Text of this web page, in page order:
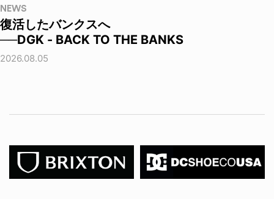
NEWS
復活したバンクスへ
──DGK - BACK TO THE BANKS
2026.08.05